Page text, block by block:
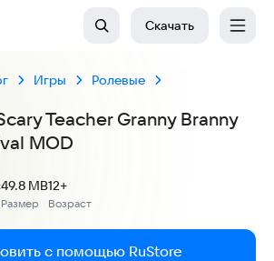
Скачать
Игры Ролевые
Teacher Granny Branny
MOD
Размер
49.8 MB
Возраст
12+
с помощью RuStore